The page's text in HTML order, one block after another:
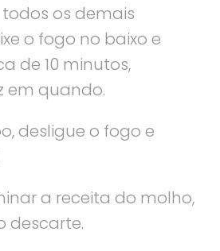
os demais
o fogo no baixo e
de 10 minutos,
em quando.
desligue o fogo e
a receita do molho,
descarte.